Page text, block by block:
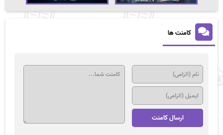
کامنت ها